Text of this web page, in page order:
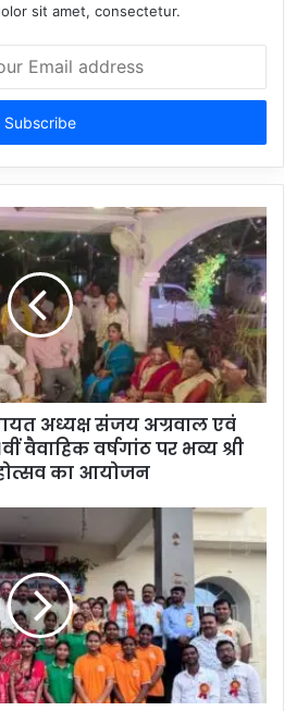
sit amet, consectetur.
अध्यक्ष संजय अग्रवाल एवं
वैवाहिक वर्षगांठ पर भव्य श्री
का आयोजन